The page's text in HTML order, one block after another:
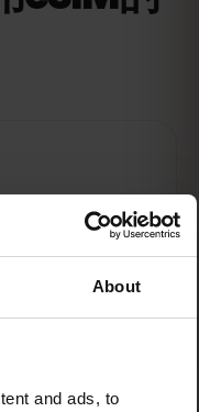
About
and ads, to
萨尔瓦多的预付
话费。